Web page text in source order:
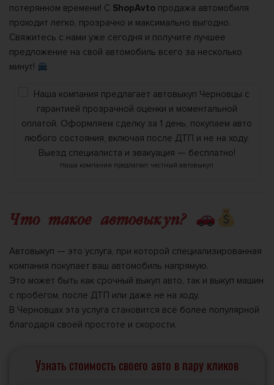
потерянном времени! С ShopAvto продажа автомобиля
проходит легко, прозрачно и максимально выгодно.
Свяжитесь с нами уже сегодня и получите лучшее
предложение на свой автомобиль всего за несколько
минут!
Наша компания предлагает честный автовыкуп
Что такое автовыкуп?
Автовыкуп — это услуга, при которой специализированная
компания покупает ваш автомобиль напрямую.
Это может быть как срочный выкуп авто, так и выкуп машин
с пробегом, после ДТП или даже не на ходу.
В Черновцах эта услуга становится всё более популярной
благодаря своей простоте и скорости.
Узнать стоимость своего авто в пару кликов